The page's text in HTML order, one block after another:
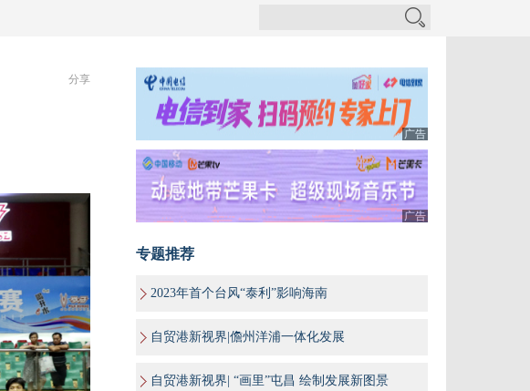
分享
广告
广告
专题推荐
2023年首个台风“泰利”影响海南
自贸港新视界|儋州洋浦一体化发展
自贸港新视界| “画里”屯昌 绘制发展新图景